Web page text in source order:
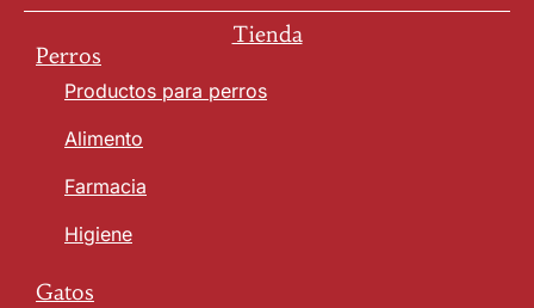
Tienda
Perros
Productos para perros
Alimento
Farmacia
Higiene
Gatos